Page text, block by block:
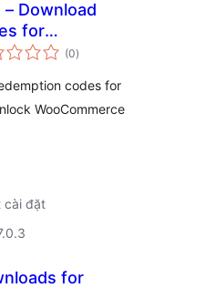
– Download
for
(0tổng
đánh
)
codes for
WooCommerce
cài đặt
for